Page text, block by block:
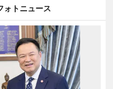
ォトニュース